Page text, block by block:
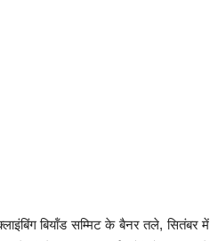
बियॉंड सम्मिट के बैनर तले, सितंबर में